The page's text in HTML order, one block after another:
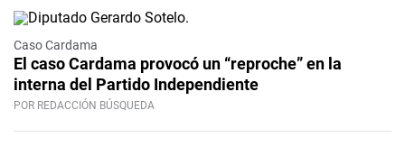
Caso Cardama
El caso Cardama provocó un “reproche” en la
interna del Partido Independiente
POR REDACCIÓN BÚSQUEDA